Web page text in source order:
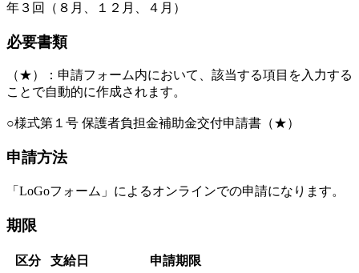
年３回（８月、１２月、４月）
必要書類
（★）：申請フォーム内において、該当する項目を入力する
ことで自動的に作成されます。
○様式第１号 保護者負担金補助金交付申請書（★）
申請方法
「LoGoフォーム」によるオンラインでの申請になります。
期限
区分 支給日
申請期限